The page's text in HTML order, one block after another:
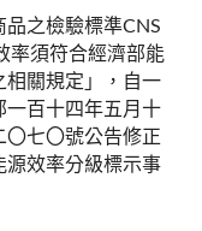
之檢驗標準CNS
率須符合經濟部能
相關規定」，自一
一百十四年五月十
七〇號公告修正
源效率分級標示事